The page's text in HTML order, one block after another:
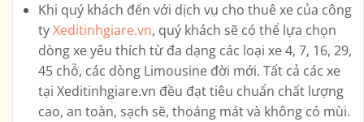
Khi quý khách đến với dịch vụ cho thuê xe của công
tyXeditinhgiare.vn, quý khách sẽ có thể lựa chọn
dòng xe yêu thích từ đa dạng các loại xe4, 7, 16, 29,
45 chỗ, các dòng Limousine đời mới. Tất cả các xe
tại Xeditinhgiare.vn đều đạt tiêu chuẩn chất lượng
cao, an toàn, sạch sẽ, thoáng mát và không có mùi.